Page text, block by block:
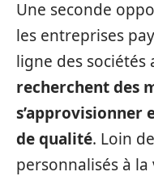
Une seconde
les entreprises
ligne des sociétés
recherchent des
s’approvisionner
de qualité. Loin
personnalisés à